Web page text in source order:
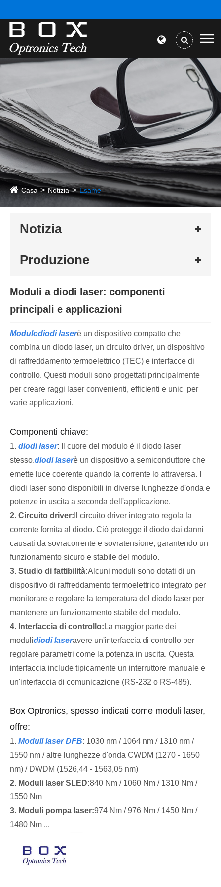
Casa Notizia Esame
Notizia
Produzione
Moduli a diodi laser: componenti
principali e applicazioni
Modulodiodi laserè un dispositivo compatto che
combina un diodo laser, un circuito driver, un dispositivo
di raffreddamento termoelettrico (TEC) e interfacce di
controllo. Questi moduli sono progettati principalmente
per creare raggi laser convenienti, efficienti e unici per
varie applicazioni.
Componenti chiave:
1. diodi laser: Il cuore del modulo è il diodo laser
stesso.diodi laserè un dispositivo a semiconduttore che
emette luce coerente quando la corrente lo attraversa. I
diodi laser sono disponibili in diverse lunghezze d'onda e
potenze in uscita a seconda dell'applicazione.
2. Circuito driver: Il circuito driver integrato regola la
corrente fornita al diodo. Ciò protegge il diodo dai danni
causati da sovracorrente e sovratensione, garantendo un
funzionamento sicuro e stabile del modulo.
3. Studio di fattibilità:Alcuni moduli sono dotati di un
dispositivo di raffreddamento termoelettrico integrato per
monitorare e regolare la temperatura del diodo laser per
mantenere un funzionamento stabile del modulo.
4. Interfaccia di controllo: La maggior parte dei
modulidiodi laseravere un'interfaccia di controllo per
regolare parametri come la potenza in uscita. Questa
interfaccia include tipicamente un interruttore manuale e
un'interfaccia di comunicazione (RS-232 o RS-485).
Box Optronics, spesso indicati come moduli laser,
offre:
1. Moduli laser DFB: 1030 nm / 1064 nm / 1310 nm /
1550 nm / altre lunghezze d'onda CWDM (1270 - 1650
nm) / DWDM (1526,44 - 1563,05 nm)
2. Moduli laser SLED:840 Nm / 1060 Nm / 1310 Nm /
1550 Nm
3. Moduli pompa laser:974 Nm / 976 Nm / 1450 Nm /
1480 Nm ...